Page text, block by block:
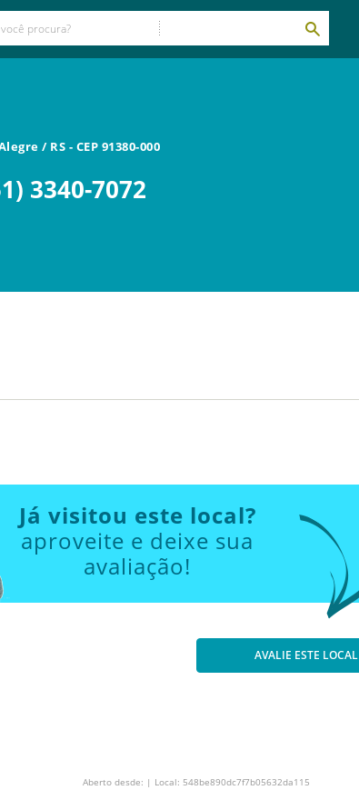
/ RS - CEP 91380-000
3340-7072
Já visitou este local?
aproveite e deixe sua
avaliação!
AVALIE ESTE LOCAL
Aberto desde: | Local: 548be890dc7f7b05632da115